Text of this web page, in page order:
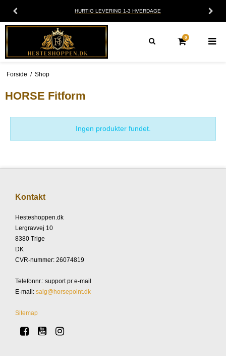
HURTIG LEVERING 1-3 HVERDAGE
0
Forside / Shop
HORSE Fitform
Ingen produkter fundet.
Kontakt
Hesteshoppen.dk
Lergravvej 10
8380 Trige
DK
CVR-nummer: 26074819
Telefonnr.: support pr e-mail
E-mail : salg@horsepoint.dk
Sitemap